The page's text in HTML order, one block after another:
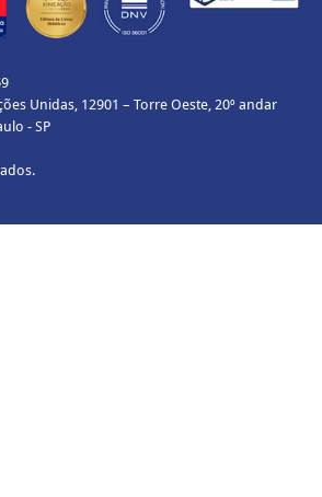
Unidas, 12901 – Torre Oeste, 20º andar
- SP